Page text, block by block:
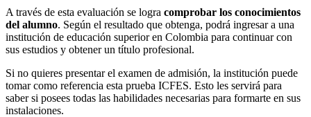
A través de esta evaluación se logra comprobar los conocimientos
del alumno. Según el resultado que obtenga, podrá ingresar a una
institución de educación superior en Colombia para continuar con
sus estudios y obtener un título profesional.
Si no quieres presentar el examen de admisión, la institución puede
tomar como referencia esta prueba ICFES. Esto les servirá para
saber si posees todas las habilidades necesarias para formarte en sus
instalaciones.